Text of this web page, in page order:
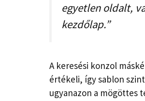
egyetlen oldalt,
kezdőlap.”
A keresési konzol
értékeli, így sablon
ugyanazon a mögöttes